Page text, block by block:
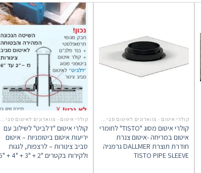
קולרי איטום - צווארונים לאיטום סביב צנרת חודרת
קולרי איטום מסוג "TISTO" לחומרי
איטום במריחה -איטום צנרת
חודרת תוצרת DALLMER גרמניה
TISTO PIPE SLEEVE
קולרי איטום - צווארונים לאיטום סביב צנרת חודרת
קולרי איטום "דלביט" לשילוב עם
יריעות איטום ביטומניות – איטום
סביב צינורות – לרצפות, לגגות
ולקירות בקטרים "2 + "3 + "4 + "6